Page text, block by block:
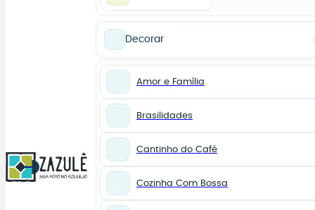
0
Decorar
Amor e Família
Brasilidades
Cantinho do Café
Cozinha Com Bossa